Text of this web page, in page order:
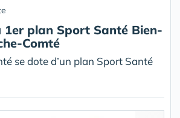
1er plan Sport Santé Bien-
Comté
se dote d’un plan Sport Santé